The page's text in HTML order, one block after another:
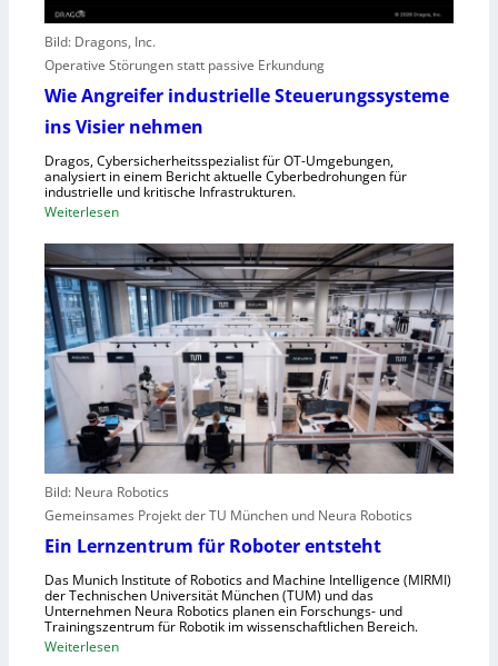
o
r
ü
r
e
n
t
r
a
l
e
u
r
o
p
a
e
i
r
n
,
w
a
c
h
s
e
l
l
e
c
h
n
e
l
Bild: Dragons, Inc.
Operative Störungen statt passive Erkundung
Wie Angreifer industrielle Steuerungssysteme
ins Visier nehmen
Dragos, Cybersicherheitsspezialist für OT-Umgebungen,
analysiert in einem Bericht aktuelle Cyberbedrohungen für
industrielle und kritische Infrastrukturen.
Weiterlesen:
e
A
n
g
e
i
f
e
r
i
u
s
t
r
Bild: Neura Robotics
Gemeinsames Projekt der TU München und Neura Robotics
Ein Lernzentrum für Roboter entsteht
Das Munich Institute of Robotics and Machine Intelligence (MIRMI)
der Technischen Universität München (TUM) und das
Unternehmen Neura Robotics planen ein Forschungs- und
Trainingszentrum für Robotik im wissenschaftlichen Bereich.
Weiterlesen: